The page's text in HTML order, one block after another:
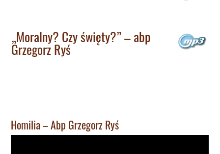
„Moralny? Czy święty?” – abp
Grzegorz Ryś
Homilia – Abp Grzegorz Ryś